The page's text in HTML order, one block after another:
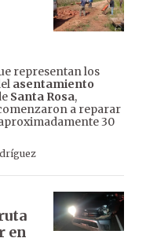
representan los
asentamiento
Santa Rosa,
a reparar
30
en